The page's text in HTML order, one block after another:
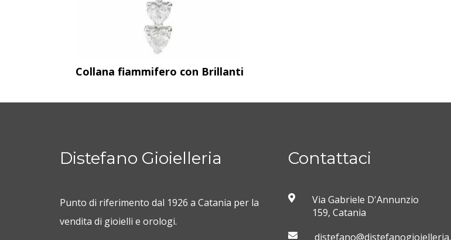
Collana fiammifero con Brillanti
Distefano Gioielleria
Punto di riferimento dal 1926 a Catania per la
vendita di gioielli e orologi.
Contattaci
Via Gabriele D'Annunzio
159, Catania